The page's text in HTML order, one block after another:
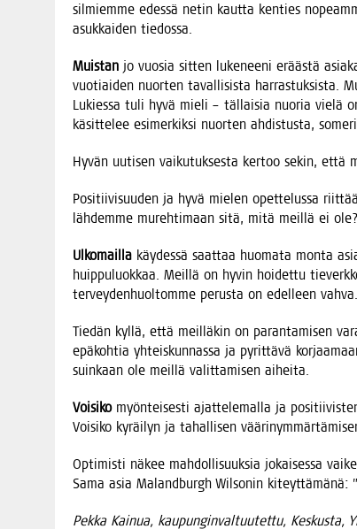
sil­miem­me edes­sä netin kaut­ta ken­ties
asuk­kai­den tiedossa.
Muis­tan jo vuo­sia sit­ten luke­nee­ni erääs­tä
vuo­tiai­den nuor­ten taval­li­sis­ta har­ras­tuk­sis­ta.
Lukies­sa tuli hyvä mie­li – täl­lai­sia nuo­ria vie­lä
käsit­te­lee esi­mer­kik­si nuor­ten ahdis­tus­ta,
Hyvän uuti­sen vai­ku­tuk­ses­ta ker­too sekin,
Posi­tii­vi­suu­den ja hyvä mie­len opet­te­lus­sa
läh­dem­me mureh­ti­maan sitä, mitä meil­lä ei
Ulko­mail­la käy­des­sä saat­taa huo­ma­ta mon­ta
huip­pu­luok­kaa. Meil­lä on hyvin hoi­det­tu
ter­vey­den­huol­tom­me perus­ta on edel­leen vahva.
Tie­dän kyl­lä, että meil­lä­kin on paran­ta­mi­sen
epä­koh­tia yhteis­kun­nas­sa ja pyrit­tä­vä
suin­kaan ole meil­lä valit­ta­mi­sen aiheita.
Voi­si­komyön­tei­ses­ti ajat­te­le­mal­la ja
Voi­si­ko kyräi­lyn ja tahal­li­sen
Opti­mis­ti näkee mah­dol­li­suuk­sia jokai­ses­sa
Sama asia Maland­burgh Wil­so­nin
Pek­ka Kai­nua, kau­pun­gin­val­tuu­tet­tu, Kes­kus­ta,